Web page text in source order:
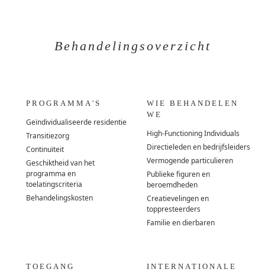
Behandelingsoverzicht
PROGRAMMA'S
Geïndividualiseerde residentie
Transitiezorg
Continuïteit
Geschiktheid van het
programma en
toelatingscriteria
Behandelingskosten
WIE BEHANDELEN
WE
High-Functioning Individuals
Directieleden en bedrijfsleiders
Vermogende particulieren
Publieke figuren en
beroemdheden
Creatievelingen en
toppresteerders
Familie en dierbaren
TOEGANG INTERNATIONALE